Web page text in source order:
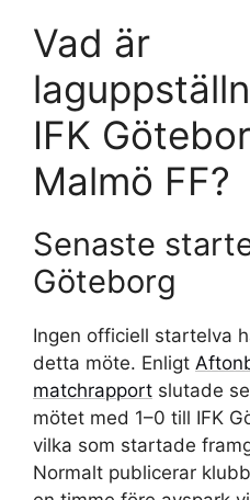
Vad är
IFK
Malmö FF?
Senaste
Göteborg
Ingen officiell startelva
detta möte. Enligt
matchrapport slutade
mötet med 1–0 till IFK
vilka som startade
Normalt publicerar